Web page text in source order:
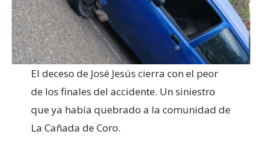
El deceso de José Jesús cierra con el peor
de los finales del accidente. Un siniestro
que ya había quebrado a la comunidad de
La Cañada de Coro.